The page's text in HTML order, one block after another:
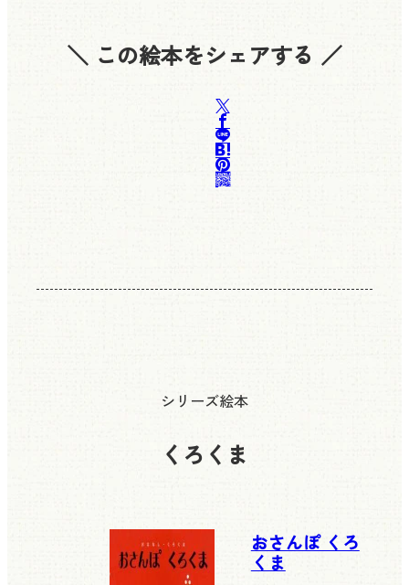
＼ この絵本をシェアする ／
シリーズ絵本
くろくま
おさんぽ くろ
くま